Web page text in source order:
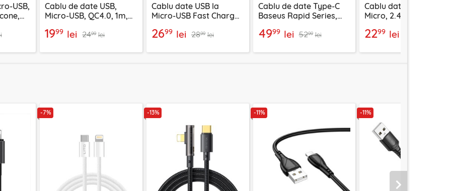
USB,
Cablu de date USB,
Micro-USB, QC4.0, 1m,
1999 lei 2499 lei
Cablu date USB la
Micro-USB Fast Charge,
2699 lei 2899 lei
Cablu de date Type-C
Baseus Rapid Series,
4999 lei 5299 lei
Cablu date USB, USB-
Micro, 2.4A, 1m
BX120
2299 lei
-7% -13% -11% -11%